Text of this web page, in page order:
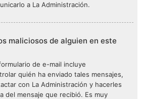
a La Administración.
maliciosos de alguien en este
de e-mail incluye
quién ha enviado tales mensajes,
con La Administración y hacerles
del mensaje que recibió. Es muy